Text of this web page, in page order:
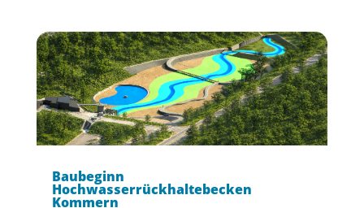
Baubeginn
Hochwasserrückhaltebecken
Kommern